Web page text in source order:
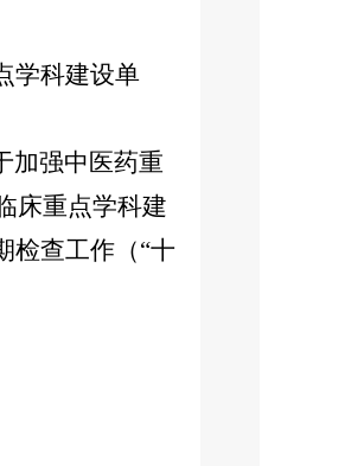
学科建设单
加强中医药重
床重点学科建
检查工作（“十